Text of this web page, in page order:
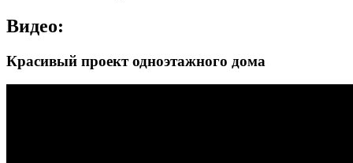
Видео:
Красивый проект одноэтажного дома